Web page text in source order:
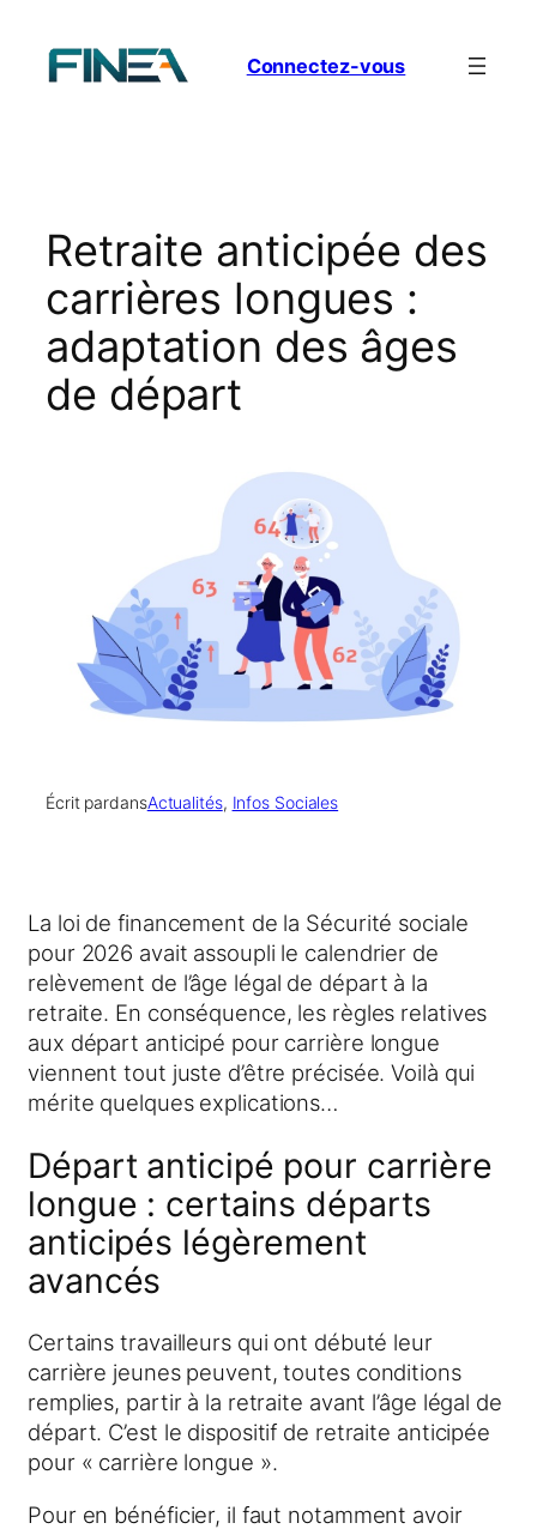
contenu
Connectez-vous
Retraite anticipée des
carrières longues :
adaptation des âges
de départ
Écrit pardansActualités, Infos Sociales
La loi de financement de la Sécurité sociale
pour 2026 avait assoupli le calendrier de
relèvement de l’âge légal de départ à la
retraite. En conséquence, les règles relatives
aux départ anticipé pour carrière longue
viennent tout juste d’être précisée. Voilà qui
mérite quelques explications…
Départ anticipé pour carrière
longue : certains départs
anticipés légèrement
avancés
Certains travailleurs qui ont débuté leur
carrière jeunes peuvent, toutes conditions
remplies, partir à la retraite avant l’âge légal de
départ. C’est le dispositif de retraite anticipée
pour « carrière longue ».
Pour en bénéficier, il faut notamment avoir